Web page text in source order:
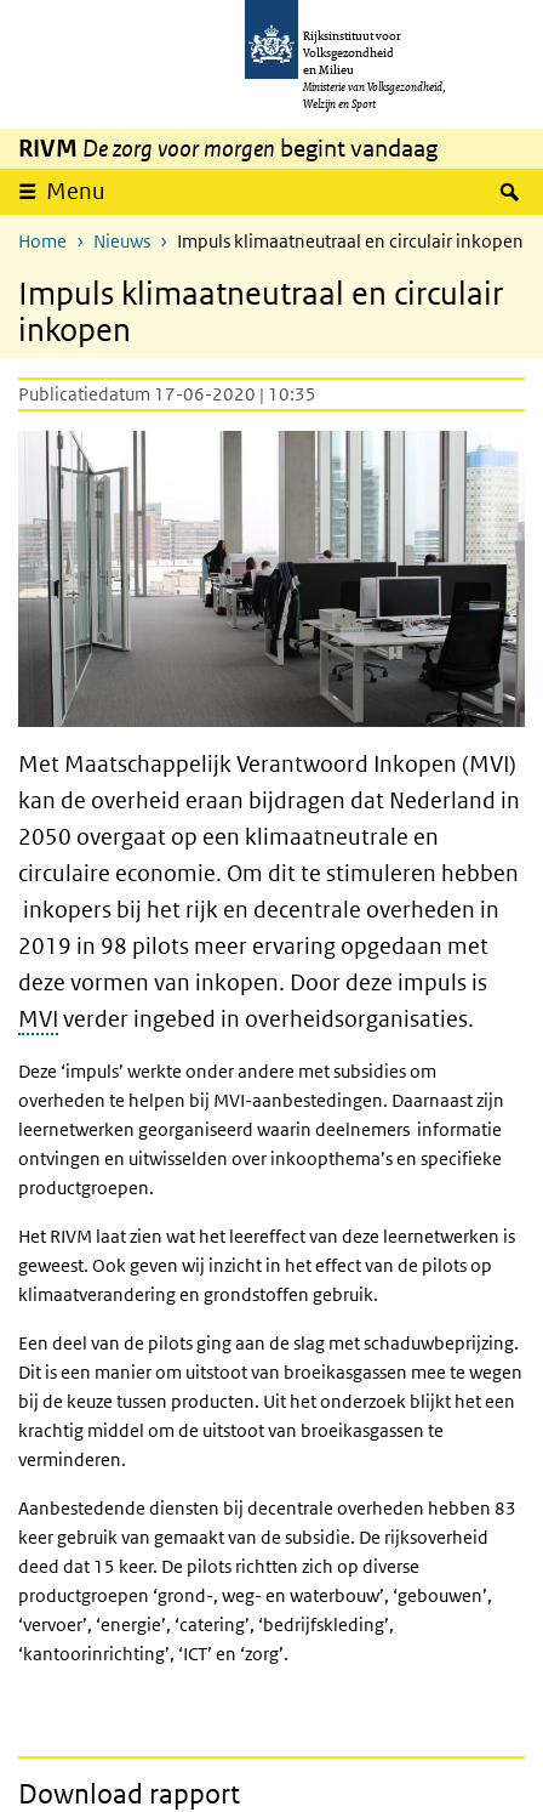
Overslaan en naar de inhoud gaan
Rijksinstituut voor
Volksgezondheid
en Milieu
Ministerie van Volksgezondheid,
Welzijn en Sport
RIVM De zorg voor morgen begint vandaag
Menu
Home Nieuws Impuls klimaatneutraal en circulair inkopen
Impuls klimaatneutraal en circulair
inkopen
Publicatiedatum 17-06-2020 | 10:35
Met Maatschappelijk Verantwoord Inkopen (MVI)
kan de overheid eraan bijdragen dat Nederland in
2050 overgaat op een klimaatneutrale en
circulaire economie. Om dit te stimuleren hebben
inkopers bij het rijk en decentrale overheden in
2019 in 98 pilots meer ervaring opgedaan met
deze vormen van inkopen. Door deze impuls is
MVI verder ingebed in overheidsorganisaties.
Deze ‘impuls’ werkte onder andere met subsidies om
overheden te helpen bij MVI-aanbestedingen. Daarnaast zijn
leernetwerken georganiseerd waarin deelnemers informatie
ontvingen en uitwisselden over inkoopthema’s en specifieke
productgroepen.
Het RIVM laat zien wat het leereffect van deze leernetwerken is
geweest. Ook geven wij inzicht in het effect van de pilots op
klimaatverandering en grondstoffen gebruik.
Een deel van de pilots ging aan de slag met schaduwbeprijzing.
Dit is een manier om uitstoot van broeikasgassen mee te wegen
bij de keuze tussen producten. Uit het onderzoek blijkt het een
krachtig middel om de uitstoot van broeikasgassen te
verminderen.
Aanbestedende diensten bij decentrale overheden hebben 83
keer gebruik van gemaakt van de subsidie. De rijksoverheid
deed dat 15 keer. De pilots richtten zich op diverse
productgroepen ‘grond-, weg- en waterbouw’, ‘gebouwen’,
‘vervoer’, ‘energie’, ‘catering’, ‘bedrijfskleding’,
‘kantoorinrichting’, ‘ICT’ en ‘zorg’.
Download rapport